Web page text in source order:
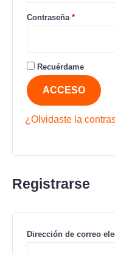
Contraseña *
Recuérdame
ACCESO
¿Olvidaste la
Registrarse
Dirección de correo